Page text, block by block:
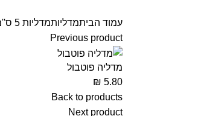
עמוד הביתמדליותמדליות 5 ס''מ
Previous product
מדליה פוטבול
5.80
₪
Back to products
Next product